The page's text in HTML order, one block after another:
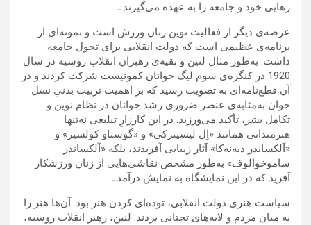
رهایی خود و جامعه را به عهده می‌گیرند.ـ
عرصه‌ی دیگر از فعالیت نوین زنان ورزش است و نمونه‌ای از
برنامه‌ی عظیمی است که دولت انقلابی برای تحول جامعه
داشت. به‌طور مثال لنین و بقیه‌ی رهبران انقلاب روسیه در سال
1920 در کنگره‌ی سوم لیگ جوانان کمونیست شرکت کردند و در
آن قطع‌نامه‌ای به تصویب رسید که بر اهمیت تربیت ‌بدنیِ نسل
جوان به‌مثابه‌ی عنصر ضروری رشد جوانان در نظام نوین و
تکامل بشر، تأکید می‌ورزید. در این کارزارِ تبلیغی نه‌تنها
هنرمندانی همانند «اِل لیسیتزکی» و «گوستاو کولسیز» و
«آلکساندر دیه‌نه‌کا» آثار زیبایی آفریدند، بلکه «آلکساندر
ساموخوالوف» به‌طور مشخص نقاشی‌هایی از زنان ورزشکار
آفرید که در این نمایشگاه به نمایش درآمد.ـ
سیاست هنری دولت انقلابی، توده‌ای کردن هنر بود. آن‌ها هنر را
به میان مردم و لایه‌های تحتانی بردند. لنین، رهبر انقلاب روسیه،